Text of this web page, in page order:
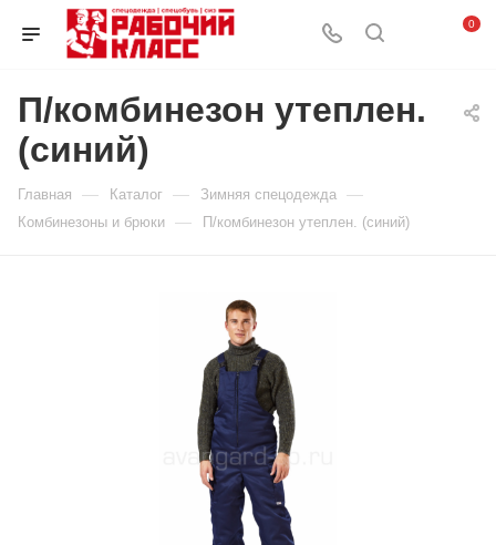
0
П/комбинезон утеплен.
(синий)
Главная — Каталог — Зимняя спецодежда —
Комбинезоны и брюки — П/комбинезон утеплен. (синий)